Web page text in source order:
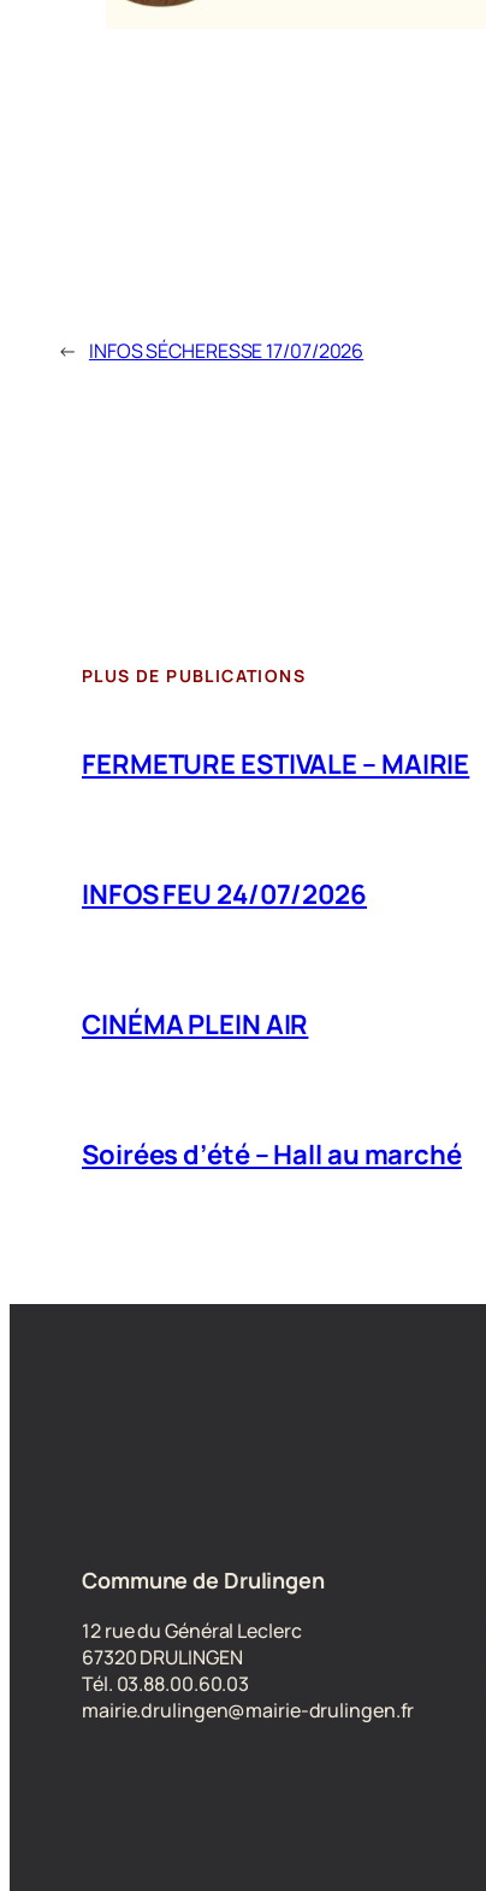
← INFOS SÉCHERESSE 17/07/2026
PLUS DE PUBLICATIONS
FERMETURE ESTIVALE – MAIRIE
INFOS FEU 24/07/2026
CINÉMA PLEIN AIR
Soirées d’été – Hall au marché
Commune de Drulingen
12 rue du Général Leclerc
67320 DRULINGEN
Tél. 03.88.00.60.03
mairie.drulingen@mairie-drulingen.fr